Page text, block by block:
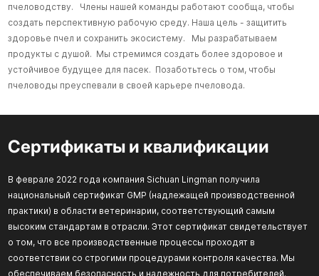
пчеловодству. Члены нашей команды работают сообща, чтобы
создать перспективную рабочую среду. Наша цель - защитить
здоровье пчел и сохранить экосистему. Мы разрабатываем
продукты с душой. Мы стремимся создать более здоровое и
устойчивое будущее для пасек. Позаботьтесь о том, чтобы
пчеловоды преуспевали в своей карьере пчеловода.
Сертификаты и квалификации
В феврале 2022 года компания Sichuan Lingman получила
национальный сертификат GMP (надлежащей производственной
практики) в области ветеринарии, соответствующий самым
высоким стандартам в отрасли. Этот сертификат свидетельствует
о том, что все производственные процессы проходят в
соответствии со строгими процедурами контроля качества. Мы
обеспечиваем безопасность и надежность для потребителей.